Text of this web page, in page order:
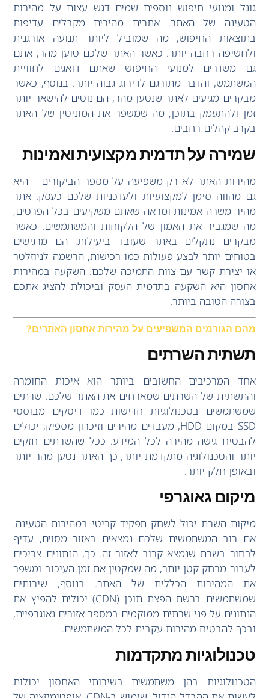
גוגל ומנועי חיפוש נוספים שמים דגש עצום על מהירות
הטעינה של האתר. אתרים מהירים מקבלים עדיפות
בתוצאות החיפוש, מה שמוביל ליותר תנועה אורגנית
ולחשיפה רחבה יותר. כאשר האתר שלכם טוען מהר, אתם
גם משדרים למנועי החיפוש שאתם דואגים לחוויית
המשתמש, והדבר מתורגם לדירוג גבוה יותר. בנוסף, כאשר
מבקרים מגיעים לאתר שנטען מהר, הם נוטים להישאר יותר
זמן ולהתעמק בתוכן, מה שמשפר את המוניטין של האתר
בקרב קהלים רחבים.
שמירה על תדמית מקצועית ואמינות
מהירות האתר לא רק משפיעה על מספר הביקורים – היא
גם מהווה סימן למקצועיות ולעדכניות שלכם כעסק. אתר
מהיר משרה אמינות ומראה שאתם משקיעים בכל הפרטים,
מה שמגביר את האמון של הלקוחות והמשתמשים. כאשר
מבקרים נתקלים באתר שעובד ביעילות, הם מרגישים
בטוחים יותר לבצע פעולות כמו רכישות, הרשמה לניוזלטר
או יצירת קשר עם צוות התמיכה שלכם. השקעה במהירות
אחסון היא השקעה בתדמית העסק וביכולת להציג אתכם
בצורה הטובה ביותר.
מהם הגורמים המשפיעים על מהירות אחסון האתרים?
תשתית השרתים
אחד המרכיבים החשובים ביותר הוא איכות החומרה
והתשתית של השרתים שמארחים את האתר שלכם. שרתים
שמשתמשים בטכנולוגיות חדישות כמו דיסקים מבוססי
SSD במקום HDD, מעבדים מהירים וזיכרון מספיק, יכולים
להבטיח גישה מהירה לכל המידע. ככל שהשרתים חזקים
יותר והטכנולוגיה מתקדמת יותר, כך האתר נטען מהר יותר
ובאופן חלק יותר.
מיקום גאוגרפי
מיקום השרת יכול לשחק תפקיד קריטי במהירות הטעינה.
אם רוב המשתמשים שלכם נמצאים באזור מסוים, עדיף
לבחור בשרת שנמצא קרוב לאזור זה. כך, הנתונים צריכים
לעבור מרחק קטן יותר, מה שמקטין את זמן העיכוב ומשפר
את המהירות הכללית של האתר. בנוסף, שירותים
שמשתמשים ברשת הפצת תוכן (CDN) יכולים להפיץ את
הנתונים על פני שרתים ממוקמים במספר אזורים גאוגרפיים,
ובכך להבטיח מהירות עקבית לכל המשתמשים.
טכנולוגיות מתקדמות
הטכנולוגיות בהן משתמשים בשירותי האחסון יכולות